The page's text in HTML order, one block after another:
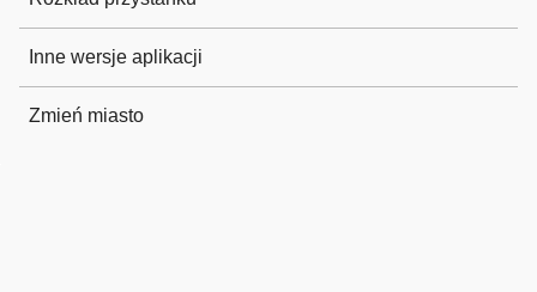
Inne wersje aplikacji
Zmień miasto